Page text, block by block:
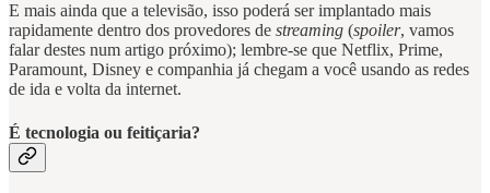
E mais ainda que a televisão, isso poderá ser implantado mais
rapidamente dentro dos provedores de streaming (spoiler, vamos
falar destes num artigo próximo); lembre-se que Netflix, Prime,
Paramount, Disney e companhia já chegam a você usando as redes
de ida e volta da internet.
É tecnologia ou feitiçaria?